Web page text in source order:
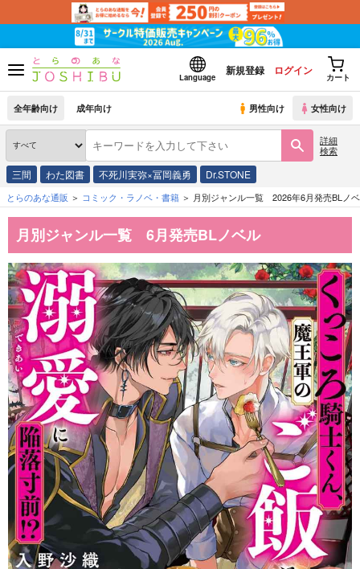
Language
新規登録 ログイン
カート
全年齢向け 成年向け 男性向け 女性向け
詳細
検索
三間 わた図書 不死川実弥×冨岡義勇 Dr.STONE
とらのあな通販 コミック・ラノベ・書籍 月別ジャンル一覧 2026年6月発売BLノ
月別ジャンル一覧 6月発売BLノベル